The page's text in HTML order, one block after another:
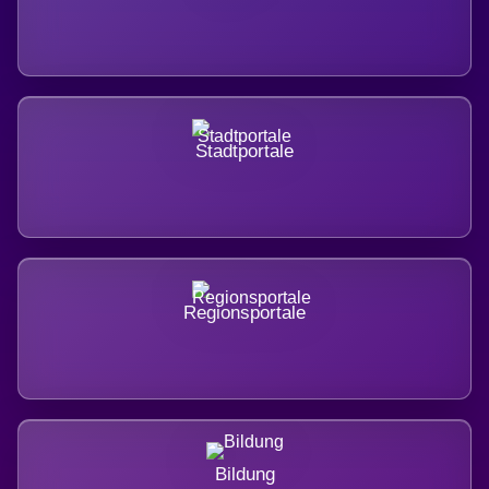
Stadtportale
Regionsportale
Bildung